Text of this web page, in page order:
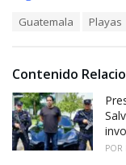
o
r
i
e
s
:
:
Guatemala Playas
Contenido
POR